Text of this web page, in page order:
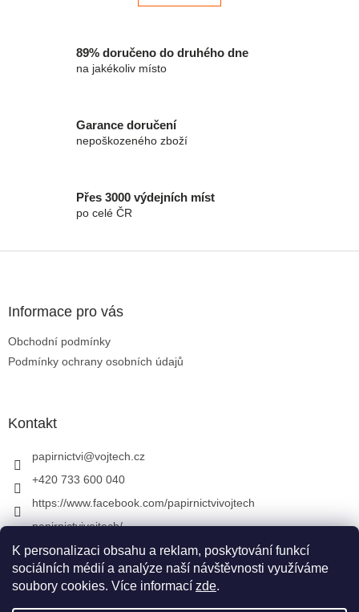
K personalizaci obsahu a reklam, poskytování funkcí
sociálních médií a analýze naší návštěvnosti využíváme
soubory cookies. Více informací zde.
89% doručeno do druhého dne
na jakékoliv místo
Garance doručení
nepoškozeného zboží
Přes 3000 výdejních míst
po celé ČR
Informace pro vás
Obchodní podmínky
Podmínky ochrany osobních údajů
Kontakt
papirnictvi@vojtech.cz
+420 733 600 040
https://www.facebook.com/papirnictvivojtech
papirnictvivojtech/
+420 733 600 040